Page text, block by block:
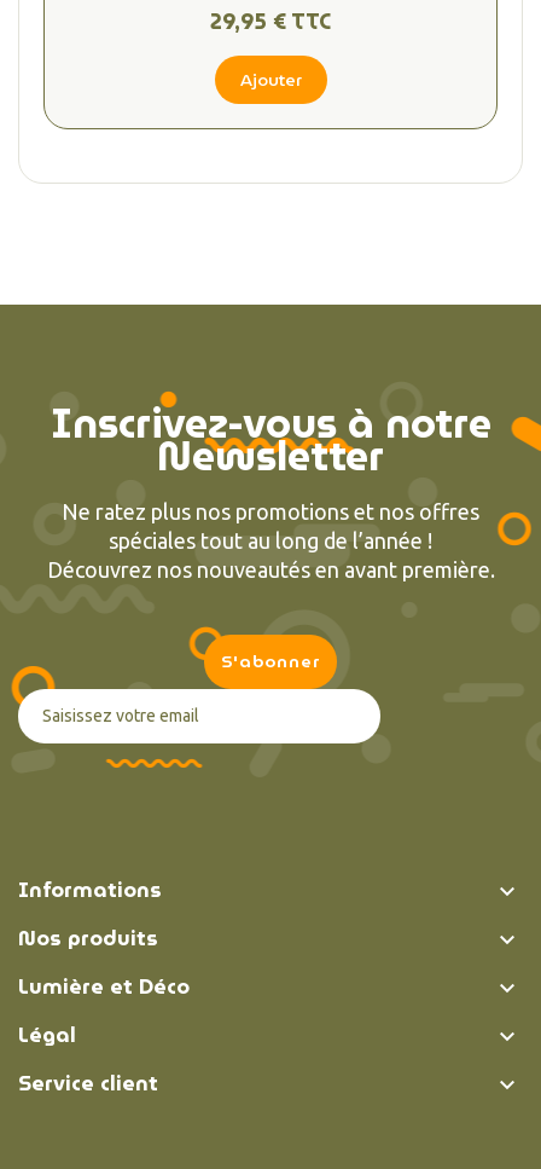
29,95 € TTC
Ajouter
Inscrivez-vous à notre
Newsletter
Ne ratez plus nos promotions et nos offres
spéciales tout au long de l’année !
Découvrez nos nouveautés en avant première.
Informations 
Nos produits 
Lumière et Déco 
Légal 
Service client 